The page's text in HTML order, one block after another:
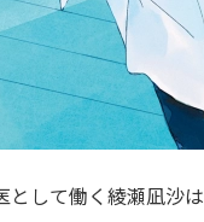
として働く綾瀬凪沙